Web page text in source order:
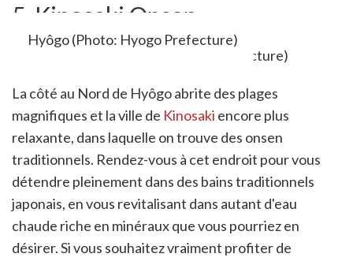
5. Kinosaki Onsen
Hyôgo (Photo: Hyogo Prefecture)
La côté au Nord de Hyôgo abrite des plages
magnifiques et la ville de Kinosaki encore plus
relaxante, dans laquelle on trouve des onsen
traditionnels. Rendez-vous à cet endroit pour vous
détendre pleinement dans des bains traditionnels
japonais, en vous revitalisant dans autant d'eau
chaude riche en minéraux que vous pourriez en
désirer. Si vous souhaitez vraiment profiter de